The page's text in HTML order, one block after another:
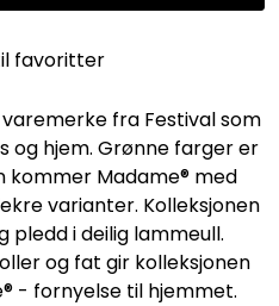
favoritter
fra Festival som
og hjem. Grønne farger er
kommer Madame® med
varianter. Kolleksjonen
pledd i deilig lammeull.
og fat gir kolleksjonen
- fornyelse til hjemmet.